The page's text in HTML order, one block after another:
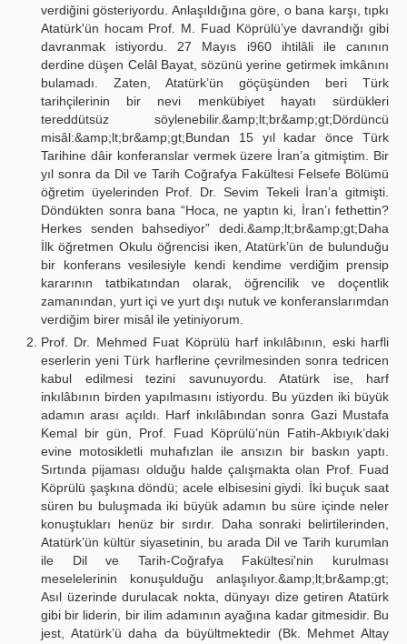
verdiğini gösteriyordu. Anlaşıldığına göre, o bana karşı, tıpkı
Atatürk'ün hocam Prof. M. Fuad Köprülü’ye davrandığı gibi
davranmak istiyordu. 27 Mayıs i960 ihtilâli ile canının
derdine düşen Celâl Bayat, sözünü yerine getirmek imkânını
bulamadı. Zaten, Atatürk’ün göçüşünden beri Türk
tarihçilerinin bir nevi menkübiyet hayatı sürdükleri
tereddütsüz söylenebilir.&amp;lt;br&amp;gt;Dördüncü
misâl:&amp;lt;br&amp;gt;Bundan 15 yıl kadar önce Türk
Tarihine dâir konferanslar vermek üzere İran’a gitmiştim. Bir
yıl sonra da Dil ve Tarih Coğrafya Fakültesi Felsefe Bölümü
öğretim üyelerinden Prof. Dr. Sevim Tekeli İran’a gitmişti.
Döndükten sonra bana “Hoca, ne yaptın ki, İran’ı fethettin?
Herkes senden bahsediyor” dedi.&amp;lt;br&amp;gt;Daha
İlk öğretmen Okulu öğrencisi iken, Atatürk’ün de bulunduğu
bir konferans vesilesiyle kendi kendime verdiğim prensip
kararının tatbikatından olarak, öğrencilik ve doçentlik
zamanından, yurt içi ve yurt dışı nutuk ve konferanslarımdan
verdiğim birer misâl ile yetiniyorum.
Prof. Dr. Mehmed Fuat Köprülü harf inkılâbının, eski harfli
eserlerin yeni Türk harflerine çevrilmesinden sonra tedricen
kabul edilmesi tezini savunuyordu. Atatürk ise, harf
inkılâbının birden yapılmasını istiyordu. Bu yüzden iki büyük
adamın arası açıldı. Harf inkılâbından sonra Gazi Mustafa
Kemal bir gün, Prof. Fuad Köprülü’nün Fatih-Akbıyık’daki
evine motosikletli muhafızlan ile ansızın bir baskın yaptı.
Sırtında pijaması olduğu halde çalışmakta olan Prof. Fuad
Köprülü şaşkına döndü; acele elbisesini giydi. İki buçuk saat
süren bu buluşmada iki büyük adamın bu süre içinde neler
konuştukları henüz bir sırdır. Daha sonraki belirtilerinden,
Atatürk’ün kültür siyasetinin, bu arada Dil ve Tarih kurumlan
ile Dil ve Tarih-Coğrafya Fakültesi'nin kurulması
meselelerinin konuşulduğu anlaşılıyor.&amp;lt;br&amp;gt;
Asıl üzerinde durulacak nokta, dünyayı dize getiren Atatürk
gibi bir liderin, bir ilim adamının ayağına kadar gitmesidir. Bu
jest, Atatürk’ü daha da büyültmektedir (Bk. Mehmet Altay